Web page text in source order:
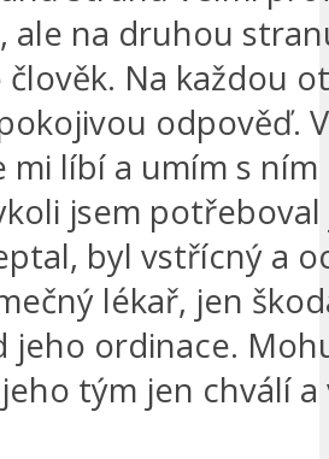
ale na druhou
Na každou
odpověď.
mi líbí a umím s
jsem
byl vstřícný a
lékař, jen
jeho ordinace.
tým jen chválí